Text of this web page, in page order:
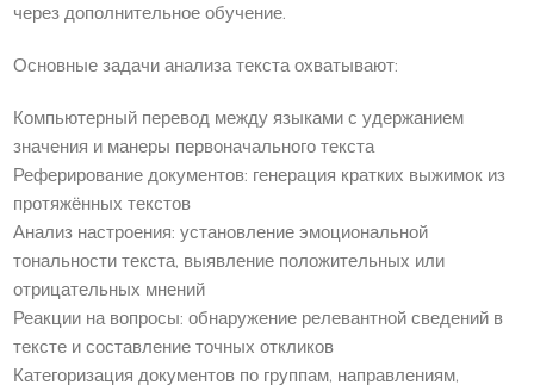
через дополнительное обучение.
Основные задачи анализа текста охватывают:
Компьютерный перевод между языками с удержанием
значения и манеры первоначального текста
Реферирование документов: генерация кратких выжимок из
протяжённых текстов
Анализ настроения: установление эмоциональной
тональности текста, выявление положительных или
отрицательных мнений
Реакции на вопросы: обнаружение релевантной сведений в
тексте и составление точных откликов
Категоризация документов по группам, направлениям,